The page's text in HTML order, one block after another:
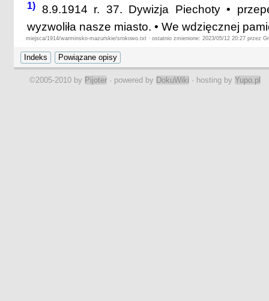
1)
8.9.1914 r. 37. Dywizja Piechoty •
wyzwoliła nasze miasto. • We wdzięcznej
miejsca/1914/warminsko-mazurskie/srokowo.txt · ostatnio zmienione: 2023/05/12 20:27 przez
©2005-2010 by Pijoter · powered by DokuWiki · hosting by Yupo.pl